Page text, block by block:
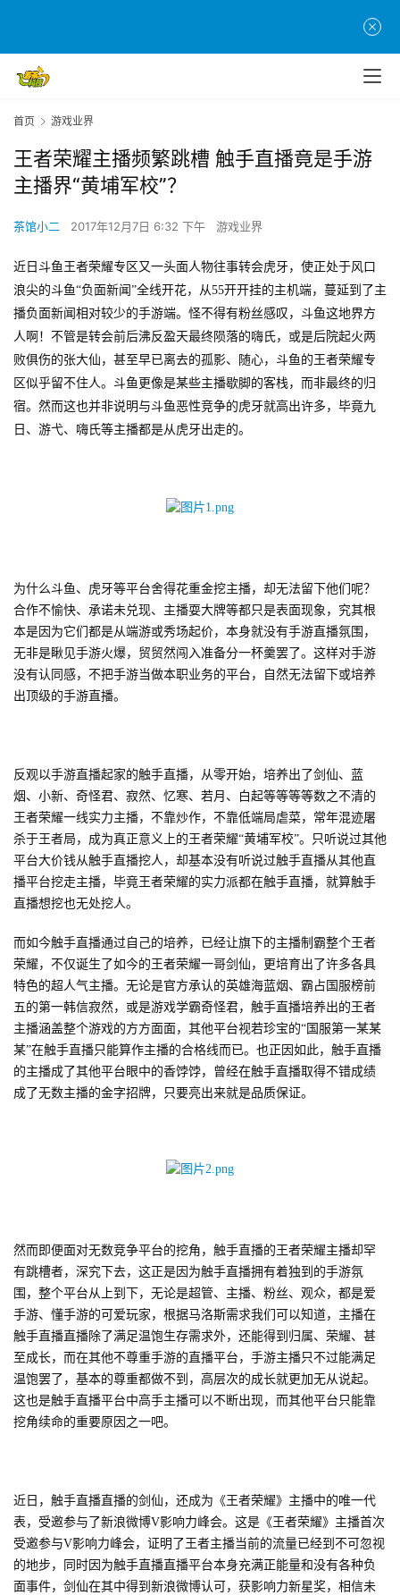
首
页
茶
原
创
游
戏
业
手
机
游
戏
单
游
戏
2
0
2
5
第
十
茶
奖
首页 游戏业界
王者荣耀主播频繁跳槽 触手直播竟是手游
主播界“黄埔军校”？
茶馆小二 2017年12月7日 6:32 下午 游戏业界
近日斗鱼王者荣耀专区又一头面人物往事转会虎牙，使正处于风口
浪尖的斗鱼“负面新闻”全线开花，从55开开挂的主机端，蔓延到了主
播负面新闻相对较少的手游端。怪不得有粉丝感叹，斗鱼这地界方
人啊！不管是转会前后沸反盈天最终陨落的嗨氏，或是后院起火两
败俱伤的张大仙，甚至早已离去的孤影、随心，斗鱼的王者荣耀专
区似乎留不住人。斗鱼更像是某些主播歇脚的客栈，而非最终的归
宿。然而这也并非说明与斗鱼恶性竞争的虎牙就高出许多，毕竟九
日、游弋、嗨氏等主播都是从虎牙出走的。
为什么斗鱼、虎牙等平台舍得花重金挖主播，却无法留下他们呢？
合作不愉快、承诺未兑现、主播耍大牌等都只是表面现象，究其根
本是因为它们都是从端游或秀场起价，本身就没有手游直播氛围，
无非是瞅见手游火爆，贸贸然闯入准备分一杯羹罢了。这样对手游
没有认同感，不把手游当做本职业务的平台，自然无法留下或培养
出顶级的手游直播。
反观以手游直播起家的触手直播，从零开始，培养出了剑仙、蓝
烟、小新、奇怪君、寂然、忆寒、若月、白起等等等等数之不清的
王者荣耀一线实力主播，不靠炒作，不靠低端局虐菜，常年混迹屠
杀于王者局，成为真正意义上的王者荣耀“黄埔军校”。只听说过其他
平台大价钱从触手直播挖人，却基本没有听说过触手直播从其他直
播平台挖走主播，毕竟王者荣耀的实力派都在触手直播，就算触手
直播想挖也无处挖人。
而如今触手直播通过自己的培养，已经让旗下的主播制霸整个王者
荣耀，不仅诞生了如今的王者荣耀一哥剑仙，更培育出了许多各具
特色的超人气主播。无论是官方承认的英雄海蓝烟、霸占国服榜前
五的第一韩信寂然，或是游戏学霸奇怪君，触手直播培养出的王者
主播涵盖整个游戏的方方面面，其他平台视若珍宝的“国服第一某某
某”在触手直播只能算作主播的合格线而已。也正因如此，触手直播
的主播成了其他平台眼中的香饽饽，曾经在触手直播取得不错成绩
成了无数主播的金字招牌，只要亮出来就是品质保证。
然而即便面对无数竞争平台的挖角，触手直播的王者荣耀主播却罕
有跳槽者，深究下去，这正是因为触手直播拥有着独到的手游氛
围，整个平台从上到下，无论是超管、主播、粉丝、观众，都是爱
手游、懂手游的可爱玩家，根据马洛斯需求我们可以知道，主播在
触手直播直播除了满足温饱生存需求外，还能得到归属、荣耀、甚
至成长，而在其他不尊重手游的直播平台，手游主播只不过能满足
温饱罢了，基本的尊重都做不到，高层次的成长就更加无从说起。
这也是触手直播平台中高手主播可以不断出现，而其他平台只能靠
挖角续命的重要原因之一吧。
近日，触手直播直播的剑仙，还成为《王者荣耀》主播中的唯一代
表，受邀参与了新浪微博V影响力峰会。这是《王者荣耀》主播首次
受邀参与V影响力峰会，证明了王者主播当前的流量已经到不可忽视
的地步，同时因为触手直播直播平台本身充满正能量和没有各种负
面事件，剑仙在其中得到新浪微博认可，获影响力新星奖，相信未